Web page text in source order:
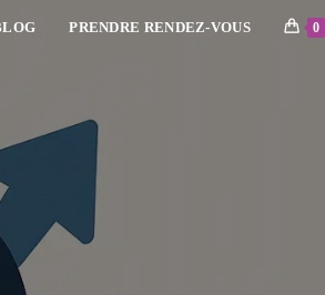
PRENDRE RENDEZ-VOUS 0